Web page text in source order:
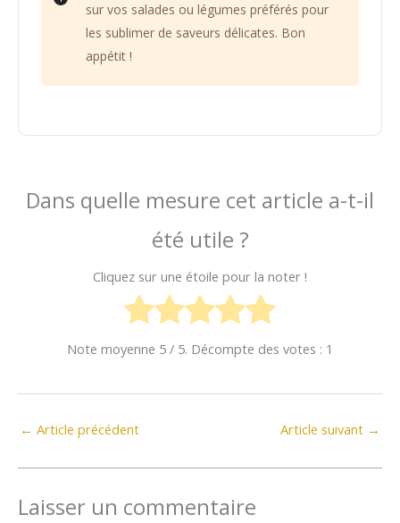
sur vos salades ou légumes préférés pour
les sublimer de saveurs délicates. Bon
appétit !
Dans quelle mesure cet article a-t-il
été utile ?
Cliquez sur une étoile pour la noter !
Note moyenne 5 / 5. Décompte des votes : 1
← Article précédent Article suivant →
Laisser un commentaire